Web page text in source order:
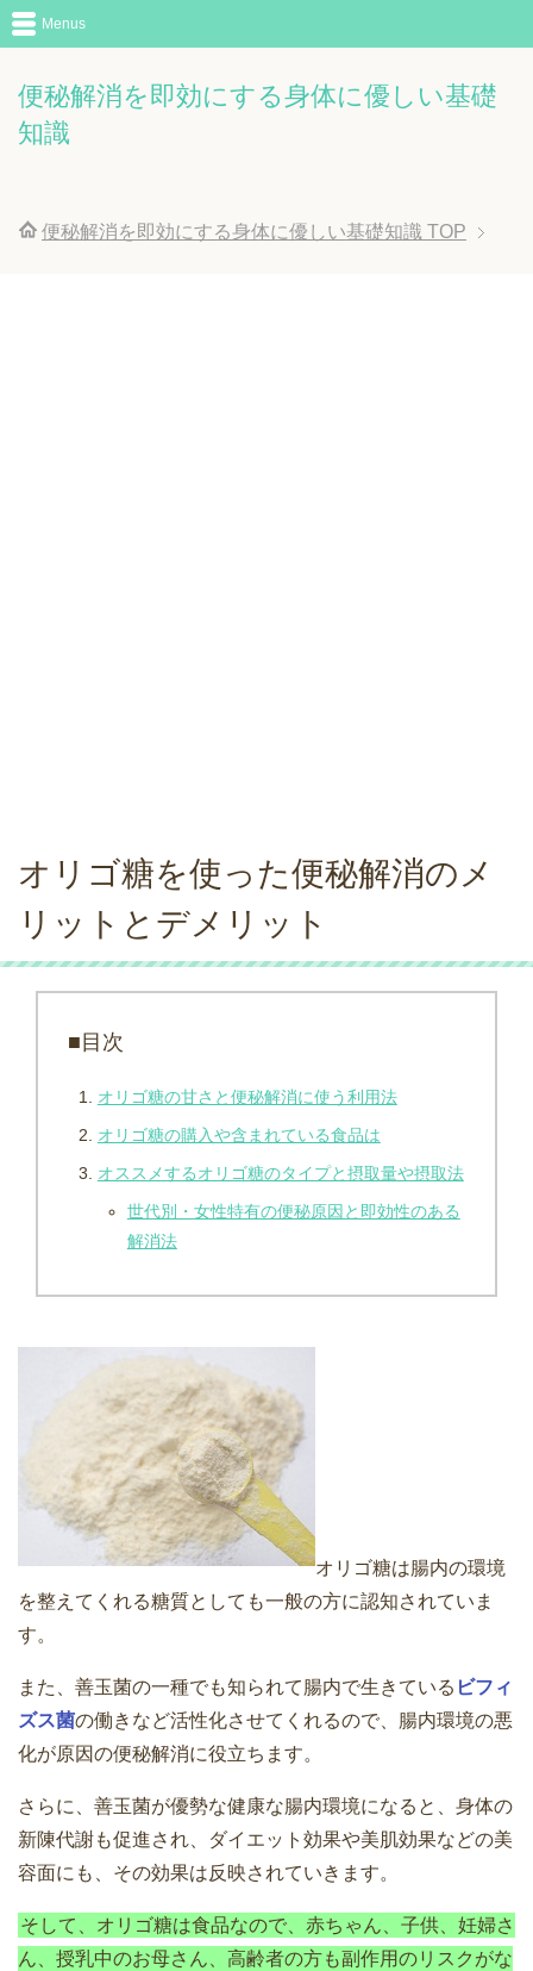
便秘解消を即効にする身体に優しい基礎
知識
Menus
便秘解消を即効にする身体に優しい基礎知識 TOP
オリゴ糖を使った便秘解消のメ
リットとデメリット
■目次
オリゴ糖の甘さと便秘解消に使う利用法
オリゴ糖の購入や含まれている食品は
オススメするオリゴ糖のタイプと摂取量や摂取法
世代別・女性特有の便秘原因と即効性のある
解消法
オリゴ糖は腸内の環境
を整えてくれる糖質としても一般の方に認知されていま
す。
また、善玉菌の一種でも知られて腸内で生きている ビフィ
ズス菌の働きなど活性化させてくれるので、腸内環境の悪
化が原因の便秘解消に役立ちます。
さらに、善玉菌が優勢な健康な腸内環境になると、身体の
新陳代謝も促進され、ダイエット効果や美肌効果などの美
容面にも、その効果は反映されていきます。
そして、オリゴ糖は食品なので、赤ちゃん、子供、妊婦さ
ん、授乳中のお母さん、高齢者の方も副作用のリスクがな